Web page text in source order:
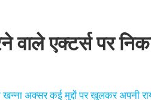
एक्टर्स पर
अक्सर कई मुद्दों पर खुलकर अपनी